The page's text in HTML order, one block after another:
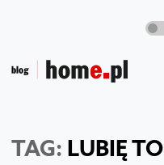
TAG: LUBIĘ TO